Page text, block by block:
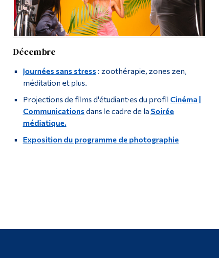
Décembre
Journées sans stress : zoothérapie, zones zen,
méditation et plus.
Projections de films d'étudiant·es du profil Cinéma |
Communications dans le cadre de la Soirée
médiatique.
Exposition du programme de photographie